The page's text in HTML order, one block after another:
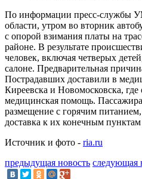
По информации пресс-службы
области, утром во вторник
с опорой взимания платы на
районе. В результате
человек, включая четверых
салоне. Предварительная
Пострадавших доставили в
Киреевска и Новомосковска, где
медицинская помощь.
размещение с горячим питанием,
доставка к их конечным
Источник и фото - ria.ru
предыдущая новость следующая